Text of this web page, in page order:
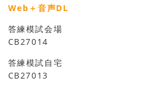
Web＋音声DL
答練模試会場
CB27014
答練模試自宅
CB27013